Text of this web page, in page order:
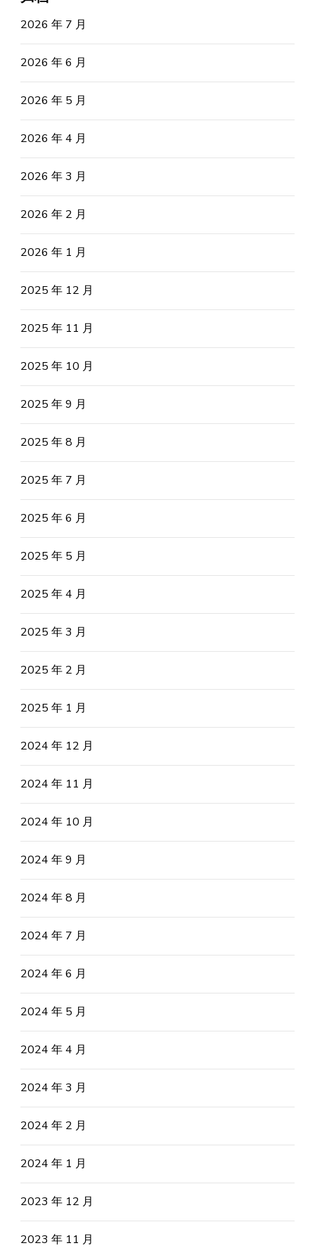
2026 年 7 月
2026 年 6 月
2026 年 5 月
2026 年 4 月
2026 年 3 月
2026 年 2 月
2026 年 1 月
2025 年 12 月
2025 年 11 月
2025 年 10 月
2025 年 9 月
2025 年 8 月
2025 年 7 月
2025 年 6 月
2025 年 5 月
2025 年 4 月
2025 年 3 月
2025 年 2 月
2025 年 1 月
2024 年 12 月
2024 年 11 月
2024 年 10 月
2024 年 9 月
2024 年 8 月
2024 年 7 月
2024 年 6 月
2024 年 5 月
2024 年 4 月
2024 年 3 月
2024 年 2 月
2024 年 1 月
2023 年 12 月
2023 年 11 月